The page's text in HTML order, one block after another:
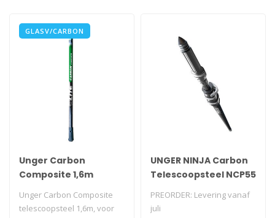
GLASV/CARBON
Unger Carbon
Composite 1,6m
Unger Carbon Composite
telescoopsteel 1,6m, voor
UNGER NINJA Carbon
Telescoopsteel NCP55
PREORDER: Levering vanaf
juli